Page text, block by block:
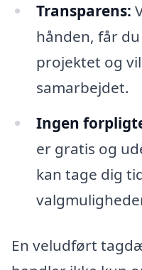
Transparens:
hånden, får
projektet og
samarbejdet.
Ingen
er gratis og
kan tage dig
En veludført